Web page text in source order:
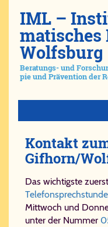
IML –
ma­ti­sches
Wolfs­burg
Be­ra­tungs- und
pie und Prä­ven­ti­on der
Kon­takt
Gifhorn/
Das wichtigste
Telefonsprechstunde
Mittwoch und
unter der Nummer